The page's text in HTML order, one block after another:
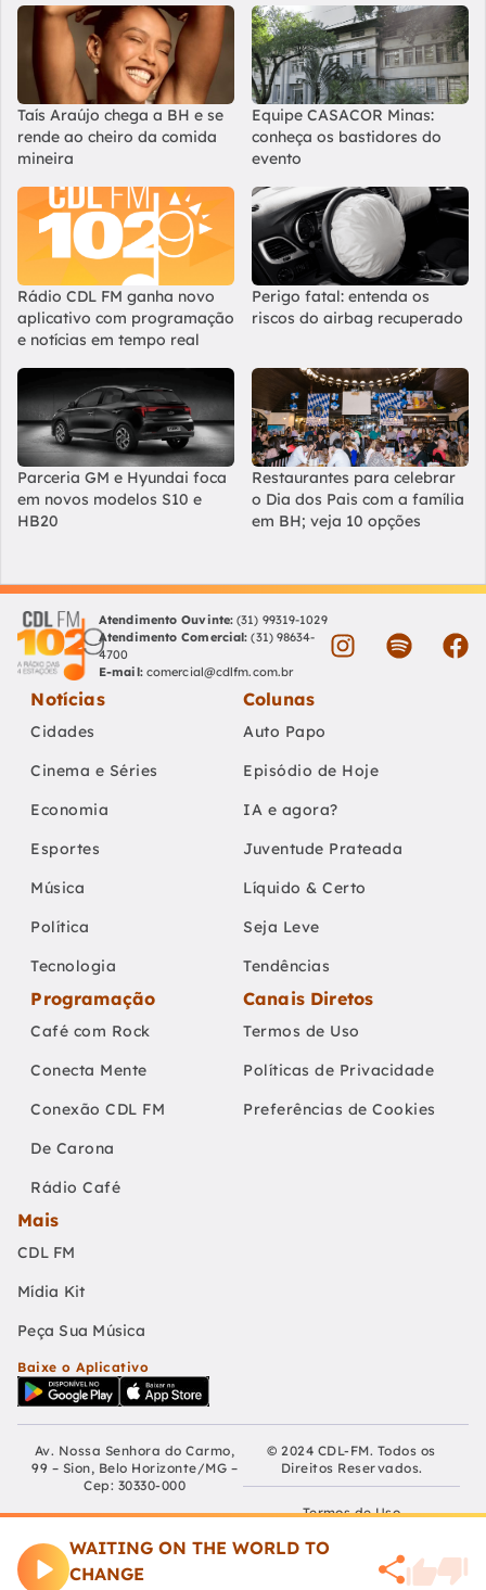
WAITING ON THE WORLD TO
CHANGE
Taís Araújo chega a BH e se
rende ao cheiro da comida
mineira
Equipe CASACOR Minas:
conheça os bastidores do
evento
Rádio CDL FM ganha novo
aplicativo com programação
e notícias em tempo real
Perigo fatal: entenda os
riscos do airbag recuperado
Parceria GM e Hyundai foca
em novos modelos S10 e
HB20
Restaurantes para celebrar
o Dia dos Pais com a família
em BH; veja 10 opções
Atendimento Ouvinte: (31) 99319-1029
Atendimento Comercial: (31) 98634-
4700
E-mail: comercial@cdlfm.com.br
Notícias
Cidades
Cinema e Séries
Economia
Esportes
Música
Política
Tecnologia
Colunas
Auto Papo
Episódio de Hoje
IA e agora?
Juventude Prateada
Líquido & Certo
Seja Leve
Tendências
Programação
Café com Rock
Conecta Mente
Conexão CDL FM
De Carona
Rádio Café
Canais Diretos
Termos de Uso
Políticas de Privacidade
Preferências de Cookies
Mais
CDL FM
Mídia Kit
Peça Sua Música
Baixe o Aplicativo
Av. Nossa Senhora do Carmo,
99 – Sion, Belo Horizonte/MG –
Cep: 30330-000
Fundação Educativa Cultural
de Belo Horizonte
CNPJ: 04.210.060/0001-90
© 2024 CDL-FM. Todos os
Direitos Reservados.
Termos de Uso
Políticas de Privacidade
Preferências de Cookies